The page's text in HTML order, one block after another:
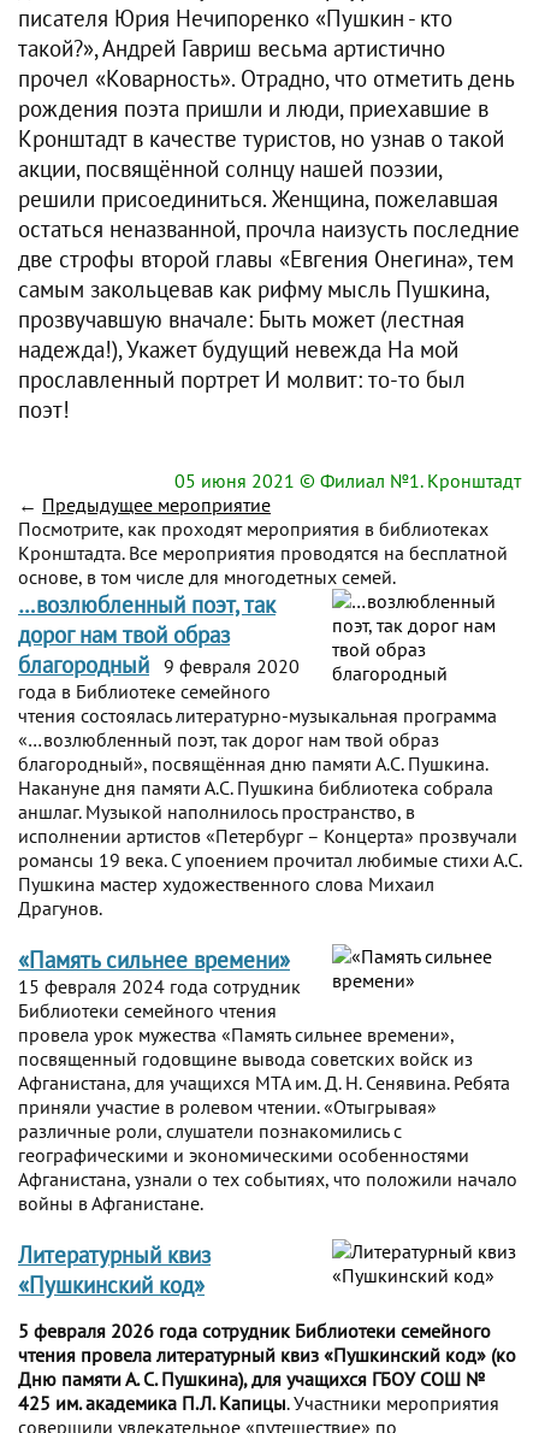
писателя Юрия Нечипоренко «Пушкин - кто
такой?», Андрей Гавриш весьма артистично
прочел «Коварность». Отрадно, что отметить день
рождения поэта пришли и люди, приехавшие в
Кронштадт в качестве туристов, но узнав о такой
акции, посвящённой солнцу нашей поэзии,
решили присоединиться. Женщина, пожелавшая
остаться неназванной, прочла наизусть последние
две строфы второй главы «Евгения Онегина», тем
самым закольцевав как рифму мысль Пушкина,
прозвучавшую вначале: Быть может (лестная
надежда!), Укажет будущий невежда На мой
прославленный портрет И молвит: то-то был
поэт!
05 июня 2021 © Филиал №1. Кронштадт
← Предыдущее мероприятие
Посмотрите, как проходят мероприятия в библиотеках
Кронштадта. Все мероприятия проводятся на бесплатной
основе, в том числе для многодетных семей.
…возлюбленный поэт, так
дорог нам твой образ
благородный 9 февраля 2020
года в Библиотеке семейного
чтения состоялась литературно-музыкальная программа
«…возлюбленный поэт, так дорог нам твой образ
благородный», посвящённая дню памяти А.С. Пушкина.
Накануне дня памяти А.С. Пушкина библиотека собрала
аншлаг. Музыкой наполнилось пространство, в
исполнении артистов «Петербург – Концерта» прозвучали
романсы 19 века. С упоением прочитал любимые стихи А.С.
Пушкина мастер художественного слова Михаил
Драгунов.
«Память сильнее времени»
15 февраля 2024 года сотрудник
Библиотеки семейного чтения
провела урок мужества «Память сильнее времени»,
посвященный годовщине вывода советских войск из
Афганистана, для учащихся МТА им. Д. Н. Сенявина. Ребята
приняли участие в ролевом чтении. «Отыгрывая»
различные роли, слушатели познакомились с
географическими и экономическими особенностями
Афганистана, узнали о тех событиях, что положили начало
войны в Афганистане.
Литературный квиз
«Пушкинский код»
5 февраля 2026 года сотрудник Библиотеки семейного
чтения провела литературный квиз «Пушкинский код» (ко
Дню памяти А. С. Пушкина), для учащихся ГБОУ СОШ №
425 им. академика П.Л. Капицы. Участники мероприятия
совершили увлекательное «путешествие» по